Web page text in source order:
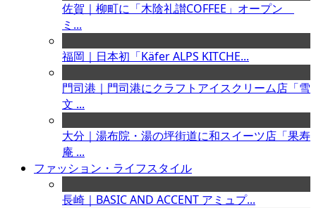
佐賀｜柳町に「木陰礼讃COFFEE」オープン
ミ...
福岡｜日本初「Käfer ALPS KITCHE...
門司港｜門司港にクラフトアイスクリーム店「雪
文 ...
大分｜湯布院・湯の坪街道に和スイーツ店「果寿
庵 ...
ファッション・ライフスタイル
長崎｜BASIC AND ACCENT アミュプ...